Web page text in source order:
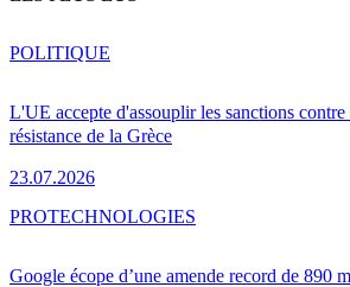
L'UE accepte d'assouplir les sanctions contre
résistance de la Grèce
23.07.2026
POLITIQUE
Google écope d’une amende record de 890
PROTECHNOLOGIES